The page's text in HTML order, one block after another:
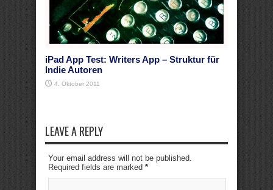
iPad App Test: Writers App – Struktur für
Indie Autoren
4. Oktober 2011
LEAVE A REPLY
Your email address will not be published.
Required fields are marked *